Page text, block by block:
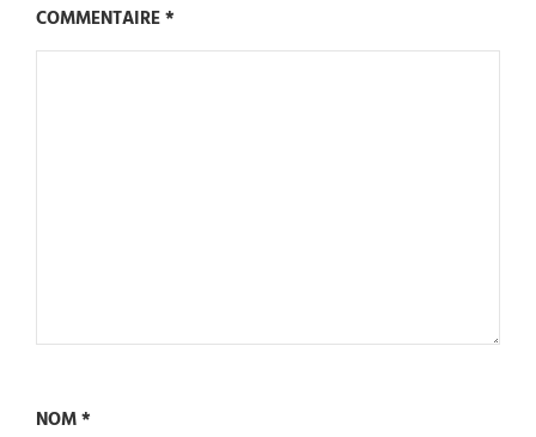
COMMENTAIRE*
NOM*